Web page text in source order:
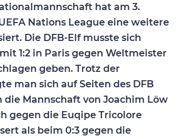
hat am 3.
Nations League eine weitere
Die DFB-Elf musste sich
1:2 in Paris gegen Weltmeister
geben. Trotz der
man sich auf Seiten des DFB
die Mannschaft von Joachim Löw
gegen die Euqipe Tricolore
als beim 0:3 gegen die